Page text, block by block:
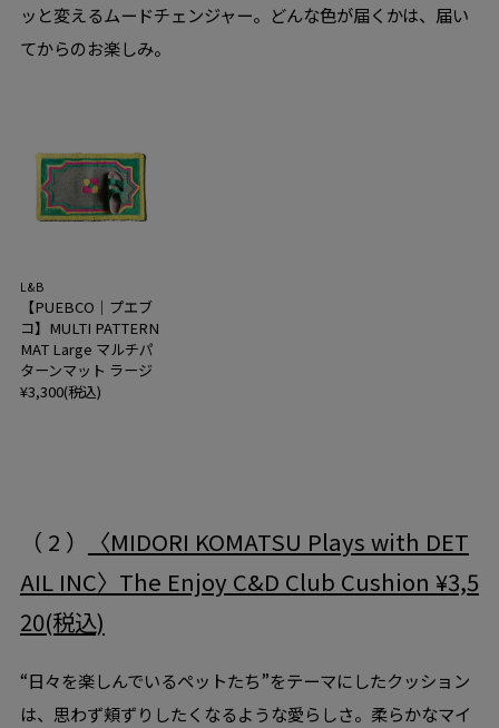
ッと変えるムードチェンジャー。どんな色が届くかは、届い
てからのお楽しみ。
L&B
【PUEBCO｜プエブ
コ】MULTI PATTERN
MAT Large マルチパ
ターンマット ラージ
¥3,300(税込)
（ 2 ）
〈MIDORI KOMATSU Plays with DET
AIL INC〉The Enjoy C&D Club Cushion ¥3,5
20(税込)
“日々を楽しんでいるペットたち”をテーマにしたクッション
は、思わず頬ずりしたくなるような愛らしさ。柔らかなマイ